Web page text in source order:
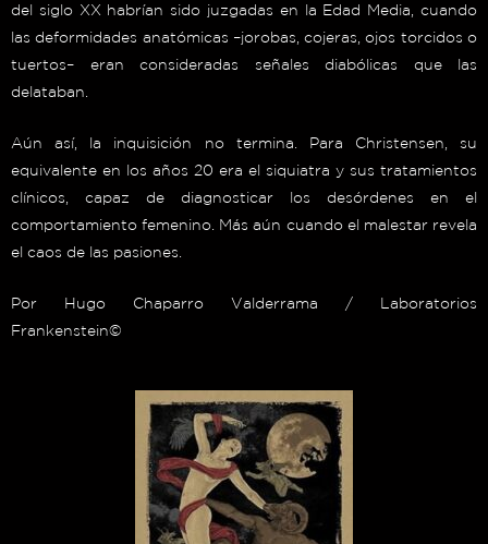
del siglo XX habrían sido juzgadas en la Edad Media, cuando
las deformidades anatómicas –jorobas, cojeras, ojos torcidos o
tuertos– eran consideradas señales diabólicas que las
delataban.
Aún así, la inquisición no termina. Para Christensen, su
equivalente en los años 20 era el siquiatra y sus tratamientos
clínicos, capaz de diagnosticar los desórdenes en el
comportamiento femenino. Más aún cuando el malestar revela
el caos de las pasiones.
Por Hugo Chaparro Valderrama / Laboratorios
Frankenstein©